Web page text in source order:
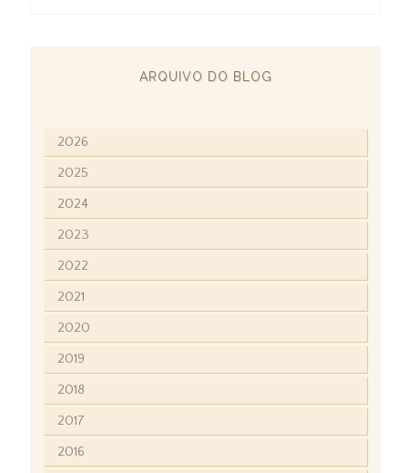
ARQUIVO DO BLOG
2026
2025
2024
2023
2022
2021
2020
2019
2018
2017
2016